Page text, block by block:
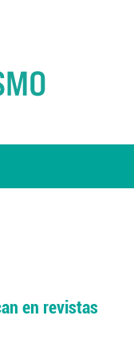
en revistas